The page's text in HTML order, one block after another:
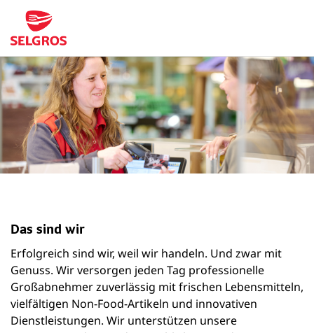
Das sind wir
Erfolgreich sind wir, weil wir handeln. Und zwar mit
Genuss. Wir versorgen jeden Tag professionelle
Großabnehmer zuverlässig mit frischen Lebensmitteln,
vielfältigen Non-Food-Artikeln und innovativen
Dienstleistungen. Wir unterstützen unsere